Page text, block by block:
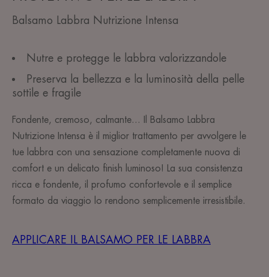
Balsamo Labbra Nutrizione Intensa
Nutre e protegge le labbra valorizzandole
Preserva la bellezza e la luminosità della pelle
sottile e fragile
Fondente, cremoso, calmante... Il Balsamo Labbra
Nutrizione Intensa è il miglior trattamento per avvolgere le
tue labbra con una sensazione completamente nuova di
comfort e un delicato finish luminoso! La sua consistenza
ricca e fondente, il profumo confortevole e il semplice
formato da viaggio lo rendono semplicemente irresistibile.
APPLICARE IL BALSAMO PER LE LABBRA